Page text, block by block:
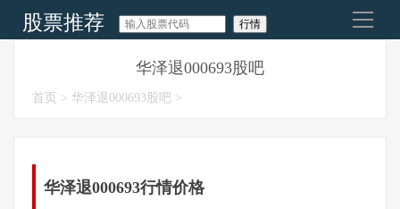
导
股票推荐
今日股票推荐
华泽退000693股吧
首页 > 华泽退000693股吧 >
华泽退000693行情价格